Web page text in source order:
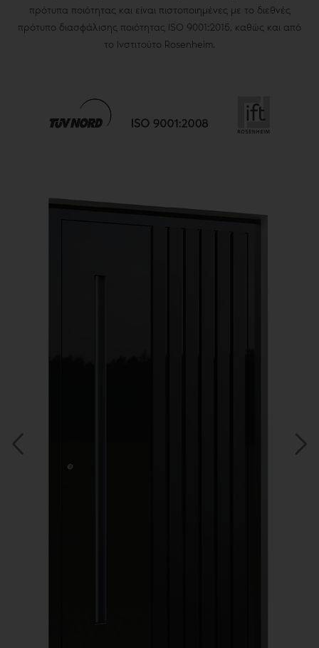
πρότυπα ποιότητας και είναι πιστοποιημένες με το διεθνές
πρότυπο διασφάλισης ποιότητας ISO 9001:2015, καθώς και από
το Ινστιτούτο Rosenheim.